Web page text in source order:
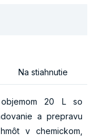
Na stiahnutie
20 L so
a prepravu
v chemickom,